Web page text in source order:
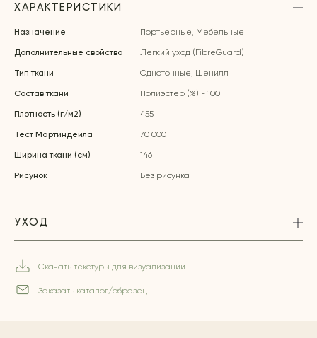
ХАРАКТЕРИСТИКИ
Назначение Портьерные, Мебельные
Дополнительные свойства Легкий уход (FibreGuard)
Тип ткани Однотонные, Шенилл
Состав ткани Полиэстер (%) - 100
Плотность (г/м2) 455
Тест Мартиндейла 70 000
Ширина ткани (см) 146
Рисунок Без рисунка
УХОД
Скачать текстуры для визуализации
Заказать каталог/образец